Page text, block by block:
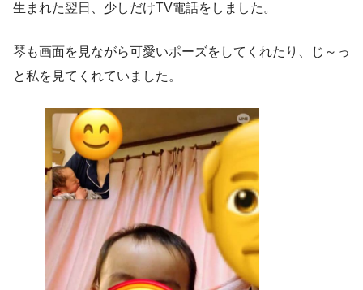
生まれた翌日、少しだけTV電話をしました。
琴も画面を見ながら可愛いポーズをしてくれたり、じ～っ
と私を見てくれていました。